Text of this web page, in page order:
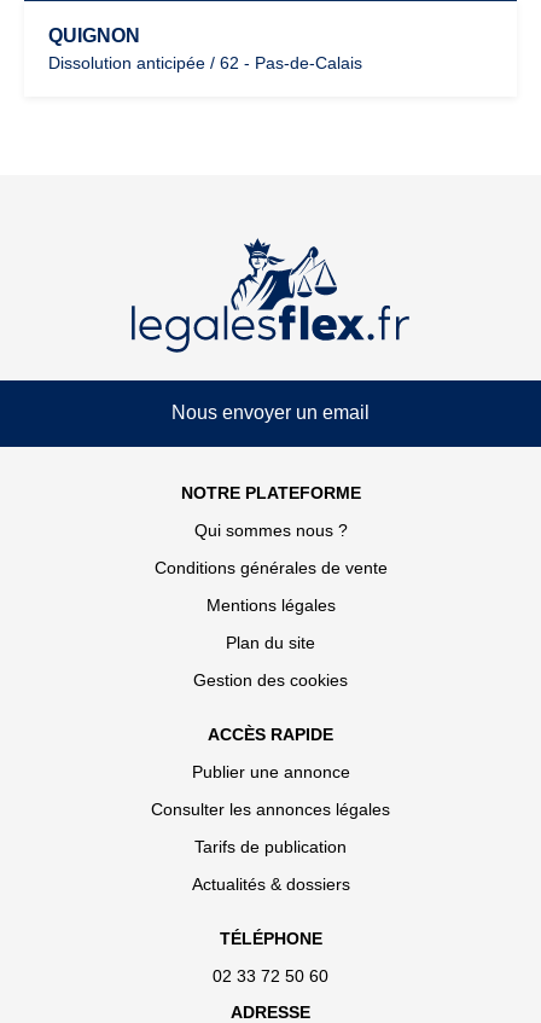
QUIGNON
Dissolution anticipée / 62 - Pas-de-Calais
Nous envoyer un email
NOTRE PLATEFORME
Qui sommes nous ?
Conditions générales de vente
Mentions légales
Plan du site
Gestion des cookies
ACCÈS RAPIDE
Publier une annonce
Consulter les annonces légales
Tarifs de publication
Actualités & dossiers
TÉLÉPHONE
02 33 72 50 60
ADRESSE